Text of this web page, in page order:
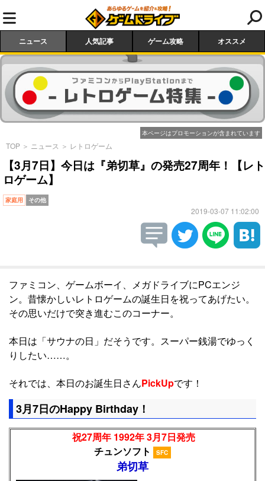
ニュース 人気記事 ゲーム攻略 オススメ
本ページはプロモーションが含まれています
TOP ＞ ニュース ＞ レトロゲーム
【3月7日】今日は『弟切草』の発売27周年！【レト
ロゲーム】
家庭用 その他
2019-03-07 11:02:00
ファミコン、ゲームボーイ、メガドライブにPCエンジ
ン。昔懐かしいレトロゲームの誕生日を祝ってあげたい。
その思いだけで突き進むこのコーナー。
本日は「サウナの日」だそうです。スーパー銭湯でゆっく
りしたい……。
それでは、本日のお誕生日さんPickUpです！
3月7日のHappy Birthday！
祝27周年 1992年 3月7日発売
チュンソフト
SFC
弟切草